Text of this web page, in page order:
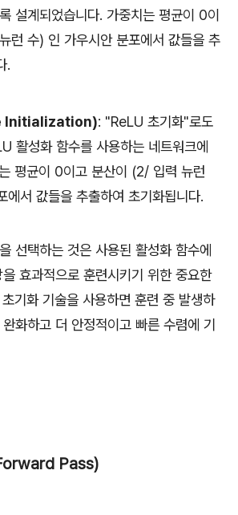
설계되었습니다. 가중치는 평균이 0이
런 수) 인 가우시안 분포에서 값들을 추
.
Initialization): "ReLU 초기화"로도
활성화 함수를 사용하는 네트워크에
평균이 0이고 분산이 (2/ 입력 뉴런
에서 값들을 추출하여 초기화됩니다.
선택하는 것은 사용된 활성화 함수에
효과적으로 훈련시키기 위한 중요한
기화 기술을 사용하면 훈련 중 발생하
화하고 더 안정적이고 빠른 수렴에 기
Pass)